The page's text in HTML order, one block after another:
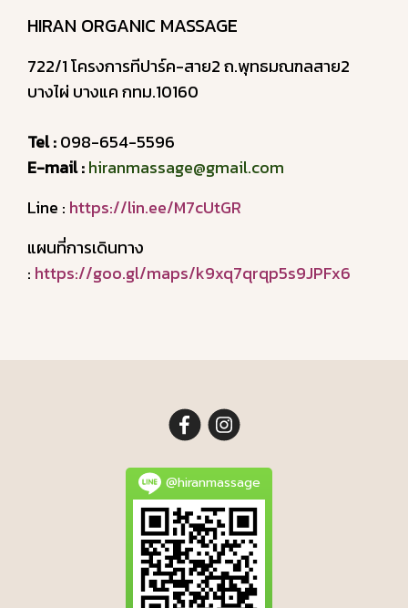
HIRAN ORGANIC MASSAGE
722/1 โครงการทีปาร์ค-สาย2 ถ.พุทธมณฑลสาย2
บางไผ่ บางแค กทม.10160
Tel :098-654-5596
E-mail :hiranmassage@gmail.com
Line : https://lin.ee/M7cUtGR
แผนที่การเดินทาง
: https://goo.gl/maps/k9xq7qrqp5s9JPFx6
@hiranmassage